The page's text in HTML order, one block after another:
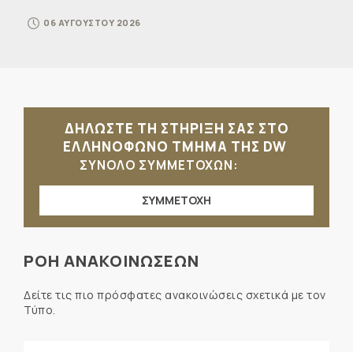
06 ΑΥΓΟΥΣΤΟΥ 2026
ΔΗΛΩΣΤΕ ΤΗ ΣΤΗΡΙΞΗ ΣΑΣ ΣΤΟ
ΕΛΛΗΝΟΦΩΝΟ ΤΜΗΜΑ ΤΗΣ DW
ΣΥΝΟΛΟ ΣΥΜΜΕΤΟΧΩΝ:
ΣΥΜΜΕΤΟΧΗ
ΡΟΗ ΑΝΑΚΟΙΝΩΣΕΩΝ
Δείτε τις πιο πρόσφατες ανακοινώσεις σχετικά με τον
Τύπο.